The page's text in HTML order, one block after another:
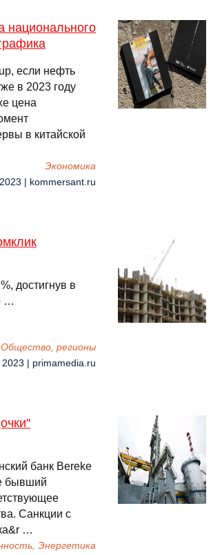
национального
если нефть
в 2023 году
цена
в китайской
Экономика
| kommersant.ru
достигнув в
…
Общество, регионы
| primamedia.ru
банк Bereke
бывший
Санкции с
…
Энергетика